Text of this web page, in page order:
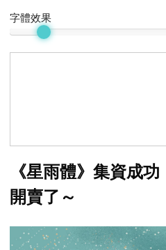
字體效果
《星雨體》集資成
開賣了～